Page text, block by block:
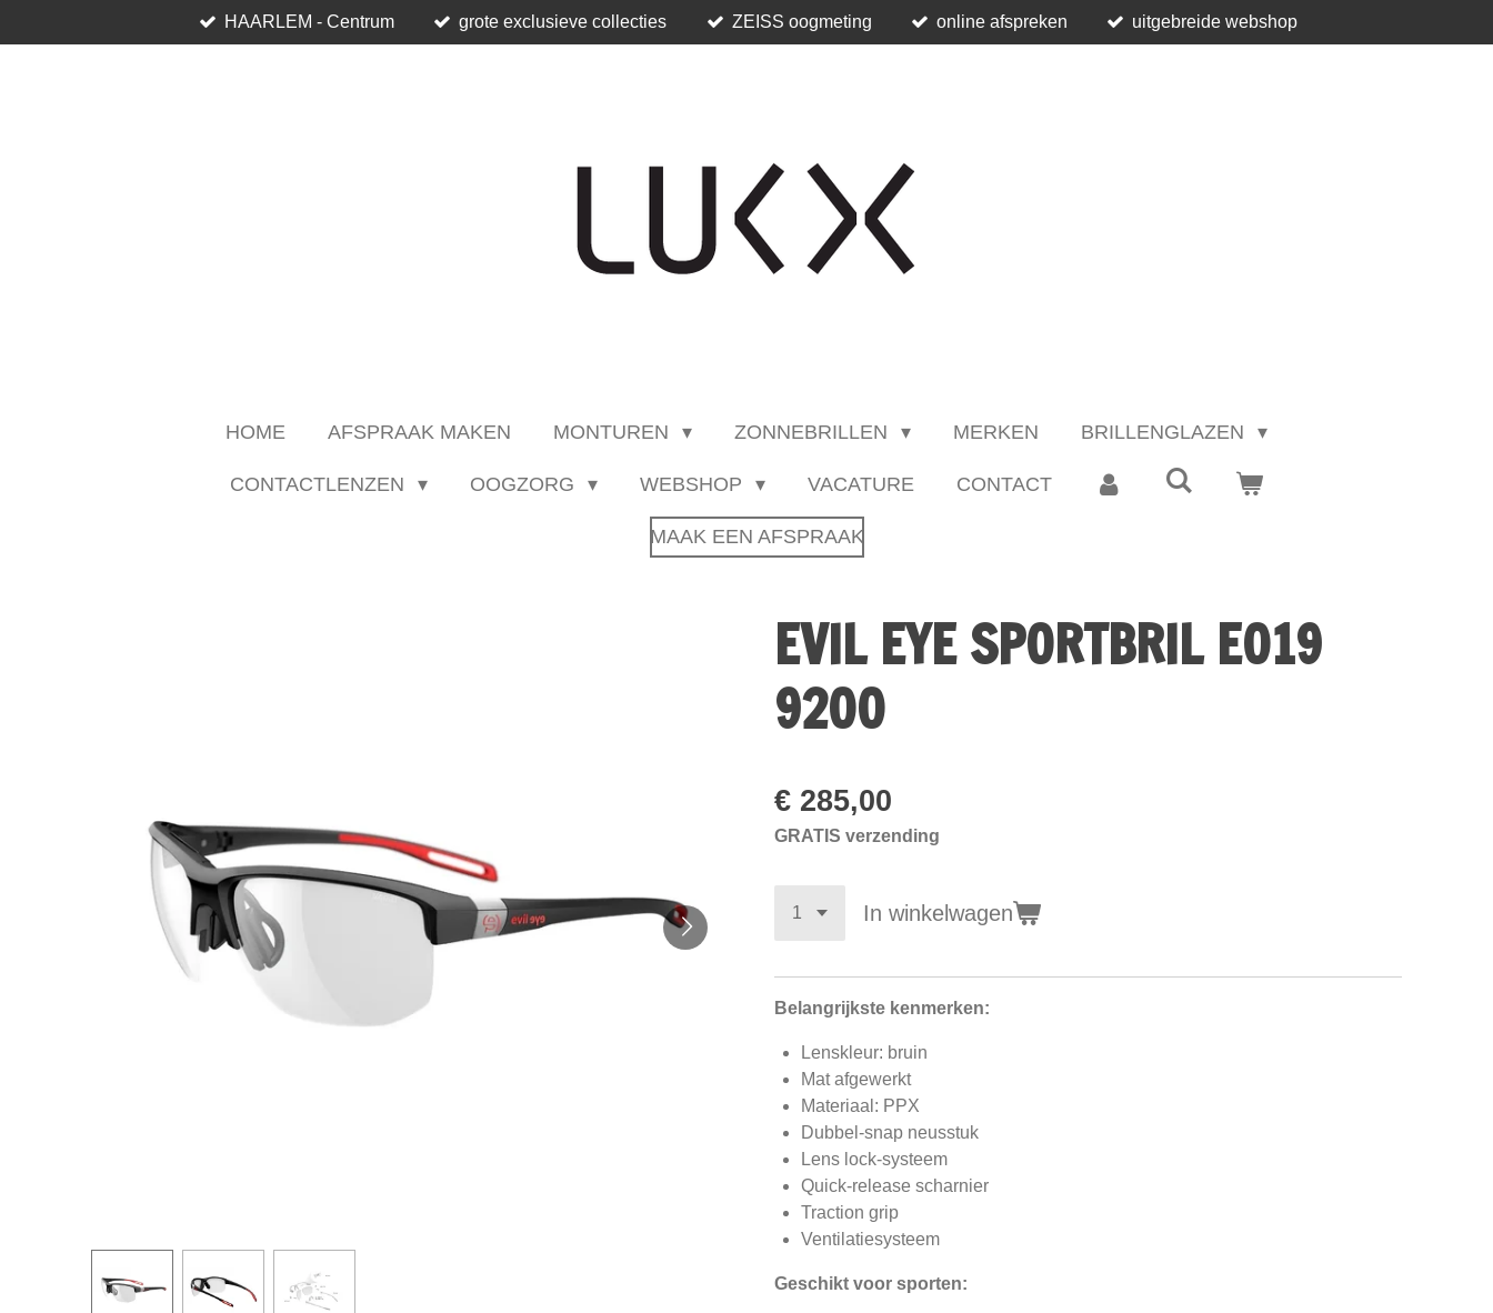
direct
HAARLEM - Centrum grote exclusieve collecties ZEISS oogmeting online afspreken uitgebreide webshop
HOME AFSPRAAK MAKEN MONTUREN ZONNEBRILLEN MERKEN BRILLENGLAZEN
CONTACTLENZEN OOGZORG WEBSHOP VACATURE CONTACT
MAAK EEN AFSPRAAK
EVIL EYE SPORTBRIL E019
9200
€ 285,00
GRATIS verzending
In winkelwagen
Belangrijkste kenmerken:
Lenskleur: bruin
Mat afgewerkt
Materiaal: PPX
Dubbel-snap neusstuk
Lens lock-systeem
Quick-release scharnier
Traction grip
Ventilatiesysteem
Geschikt voor sporten: